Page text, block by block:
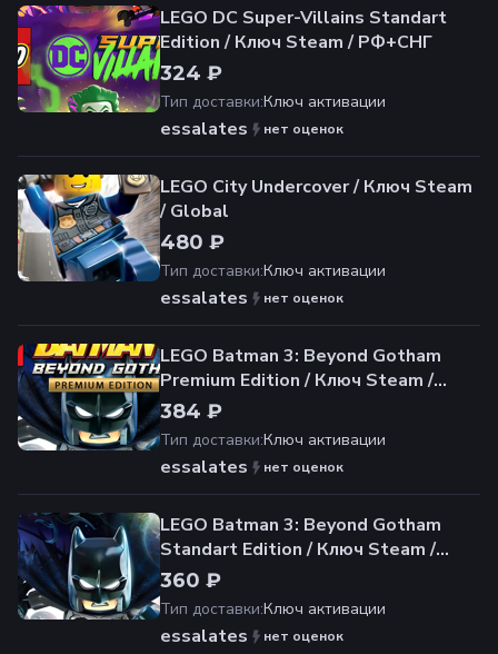
LEGO DC Super-Villains Standart
Edition / Ключ Steam / РФ+СНГ
324 ₽
Тип доставки:Ключ активации
essalates нет оценок
LEGO City Undercover / Ключ Steam
/ Global
480 ₽
Тип доставки:Ключ активации
essalates нет оценок
LEGO Batman 3: Beyond Gotham
Premium Edition / Ключ Steam /
Global
384 ₽
Тип доставки:Ключ активации
essalates нет оценок
LEGO Batman 3: Beyond Gotham
Standart Edition / Ключ Steam /
РФ+СНГ
360 ₽
Тип доставки:Ключ активации
essalates нет оценок